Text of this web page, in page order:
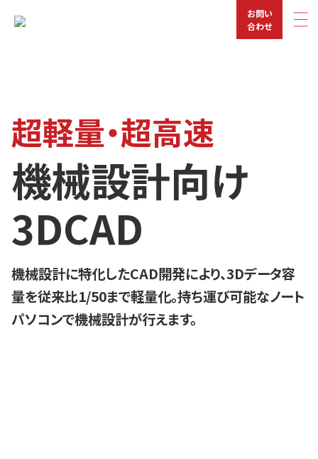
お問い
合わせ
超軽量・超高速
機械設計向け
3DCAD
機械設計に特化したCAD開発により、3Dデータ容
量を従来比1/50まで軽量化。持ち運び可能なノート
パソコンで機械設計が行えます。